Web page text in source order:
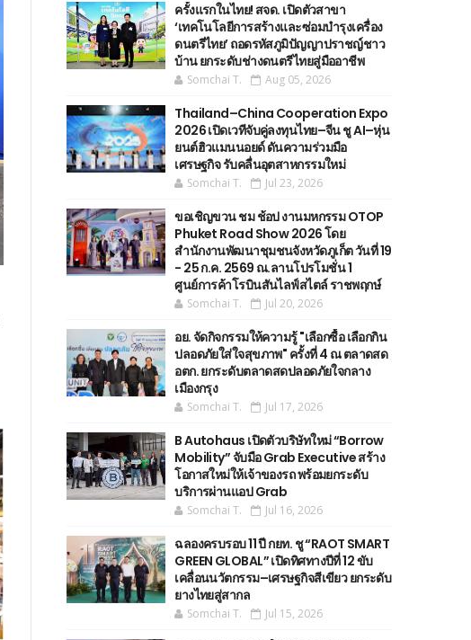
ครั้งแรกในไทย! สจด. เปิดตัวสาขา
‘เทคโนโลยีการสร้างและซ่อมบำรุงเครื่อง
ดนตรีไทย’ ​ถอดรหัสภูมิปัญญาปราชญ์ชาว
บ้าน ยกระดับช่างดนตรีไทยสู่มืออาชีพ
Somchai T. Aug 05, 2026
Thailand–China Cooperation Expo
2026 เปิดเวทีจับคู่ลงทุนไทย–จีน ชู AI–หุ่น
ยนต์ฮิวแมนนอยด์ ดันความร่วมมือ
เศรษฐกิจ รับคลื่นอุตสาหกรรมใหม่
Somchai T. Jul 23, 2026
ขอเชิญขวน ชม ช้อป งานมหกรรม OTOP
Phuket Road Show 2026 โดย
สำนักงานพัฒนาชุมชนจังหวัดภูเก็ต วันที่ 19
- 25 ก.ค. 2569 ณ.ลานโปรโมชั่น 1
ศูนย์การค้าโรบินสันไลฟ์สไตล์ ราชพฤกษ์
Somchai T. Jul 20, 2026
อย. จัดกิจกรรมให้ความรู้ "เลือกซื้อ เลือกกิน
ปลอดภัยใส่ใจสุขภาพ" ครั้งที่ 4 ณ ตลาดสด
อตก. ยกระดับตลาดสดปลอดภัยใจกลาง
เมืองกรุง
Somchai T. Jul 17, 2026
B Autohaus เปิดตัวบริษัทใหม่ “Borrow
Mobility” จับมือ Grab Executive สร้าง
โอกาสใหม่ให้เจ้าของรถ พร้อมยกระดับ
บริการผ่านแอป Grab
Somchai T. Jul 16, 2026
ฉลองครบรอบ 11 ปี กยท. ชู “RAOT SMART
GREEN GLOBAL” เปิดทิศทางปีที่ 12 ขับ
เคลื่อนนวัตกรรม–เศรษฐกิจสีเขียว ยกระดับ
ยางไทยสู่สากล
Somchai T. Jul 15, 2026